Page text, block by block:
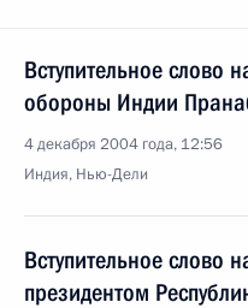
Вступительное слово
обороны Индии
4 декабря 2004 года, 12:56
Индия, Нью-Дели
Вступительное слово
президентом